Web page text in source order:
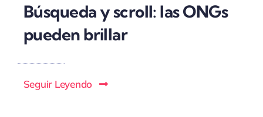
Búsqueda y scroll: las ONGs
pueden brillar
Seguir Leyendo